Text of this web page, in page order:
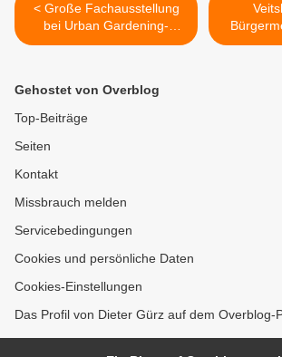
< Große Fachausstellung
bei Urban Gardening-
Tagung der LWG am 20.
grün erleben, Genuss
Gehostet von Overblog
Top-Beiträge
Seiten
Kontakt
Missbrauch melden
Servicebedingungen
Cookies und persönliche Daten
Cookies-Einstellungen
Das Profil von Dieter Gürz auf dem Overblog-